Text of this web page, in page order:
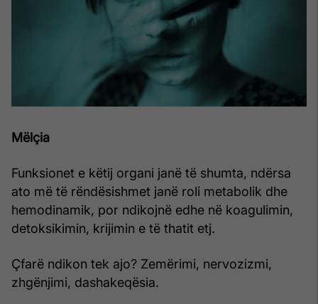
Mëlçia
Funksionet e këtij organi janë të shumta, ndërsa
ato më të rëndësishmet janë roli metabolik dhe
hemodinamik, por ndikojnë edhe në koagulimin,
detoksikimin, krijimin e të thatit etj.
Çfarë ndikon tek ajo? Zemërimi, nervozizmi,
zhgënjimi, dashakeqësia.